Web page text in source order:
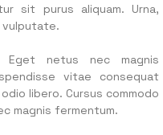
sit purus aliquam. Urna,
vulputate.
Eget netus nec magnis
vitae consequat
libero. Cursus commodo
magnis fermentum.